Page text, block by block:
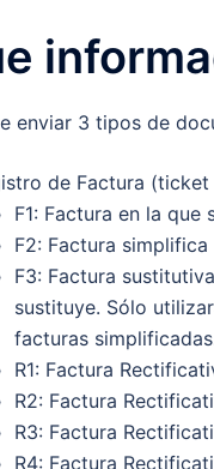
enviar 3 tipos de
de Factura
F1: Factura en la
F2: Factura
F3: Factura
sustituye. Sólo
facturas
R1: Factura
R2: Factura
R3: Factura
R4: Factura